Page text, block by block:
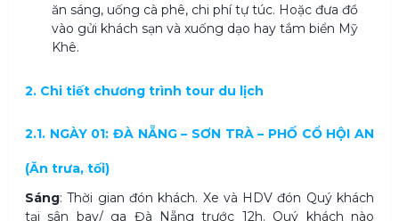
ăn sáng, uống cà phê, chi phí tự túc. Hoặc đưa đồ
vào gửi khách sạn và xuống dạo hay tắm biển Mỹ
Khê.
2. Chi tiết chương trình tour du lịch
2.1. NGÀY 01: ĐÀ NẴNG – SƠN TRÀ – PHỐ CỔ HỘI AN
(Ăn trưa, tối)
Sáng: Thời gian đón khách. Xe và HDV đón Quý khách
tại sân bay/ ga Đà Nẵng trước 12h. Quý khách nào